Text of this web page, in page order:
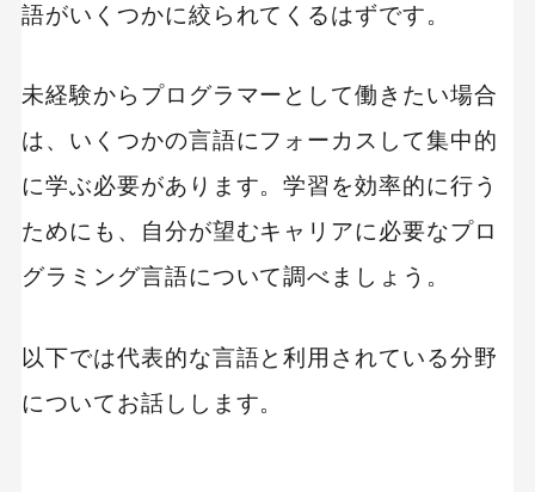
語がいくつかに絞られてくるはずです。
未経験からプログラマーとして働きたい場合
は、いくつかの言語にフォーカスして集中的
に学ぶ必要があります。学習を効率的に行う
ためにも、自分が望むキャリアに必要なプロ
グラミング言語について調べましょう。
以下では代表的な言語と利用されている分野
についてお話しします。